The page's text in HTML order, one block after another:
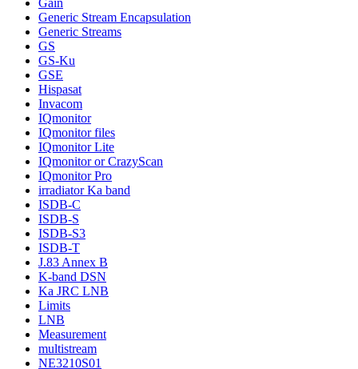
Generic Stream Encapsulation
Generic Streams
GS
GS-Ku
GSE
Hispasat
Invacom
IQmonitor
IQmonitor files
IQmonitor Lite
IQmonitor or CrazyScan
IQmonitor Pro
irradiator Ka band
ISDB-C
ISDB-S
ISDB-S3
ISDB-T
J.83 Annex B
K-band DSN
Ka JRC LNB
Limits
LNB
Measurement
multistream
NE3210S01